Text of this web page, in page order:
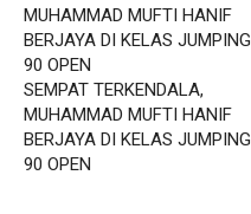
SEMPAT TERKENDALA,
MUHAMMAD MUFTI HANIF
BERJAYA DI KELAS JUMPING
90 OPEN